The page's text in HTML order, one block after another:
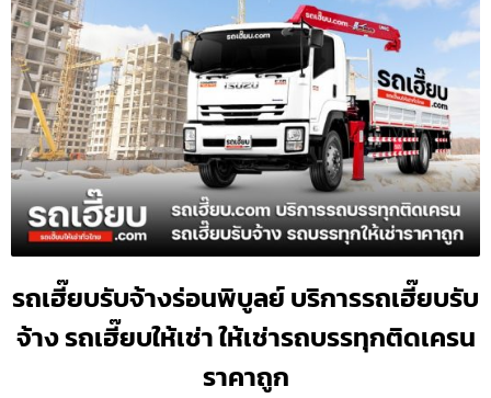
รถเฮี๊ยบรับจ้างร่อนพิบูลย์ บริการรถเฮี๊ยบรับ
จ้าง รถเฮี๊ยบให้เช่า ให้เช่ารถบรรทุกติดเครน
ราคาถูก